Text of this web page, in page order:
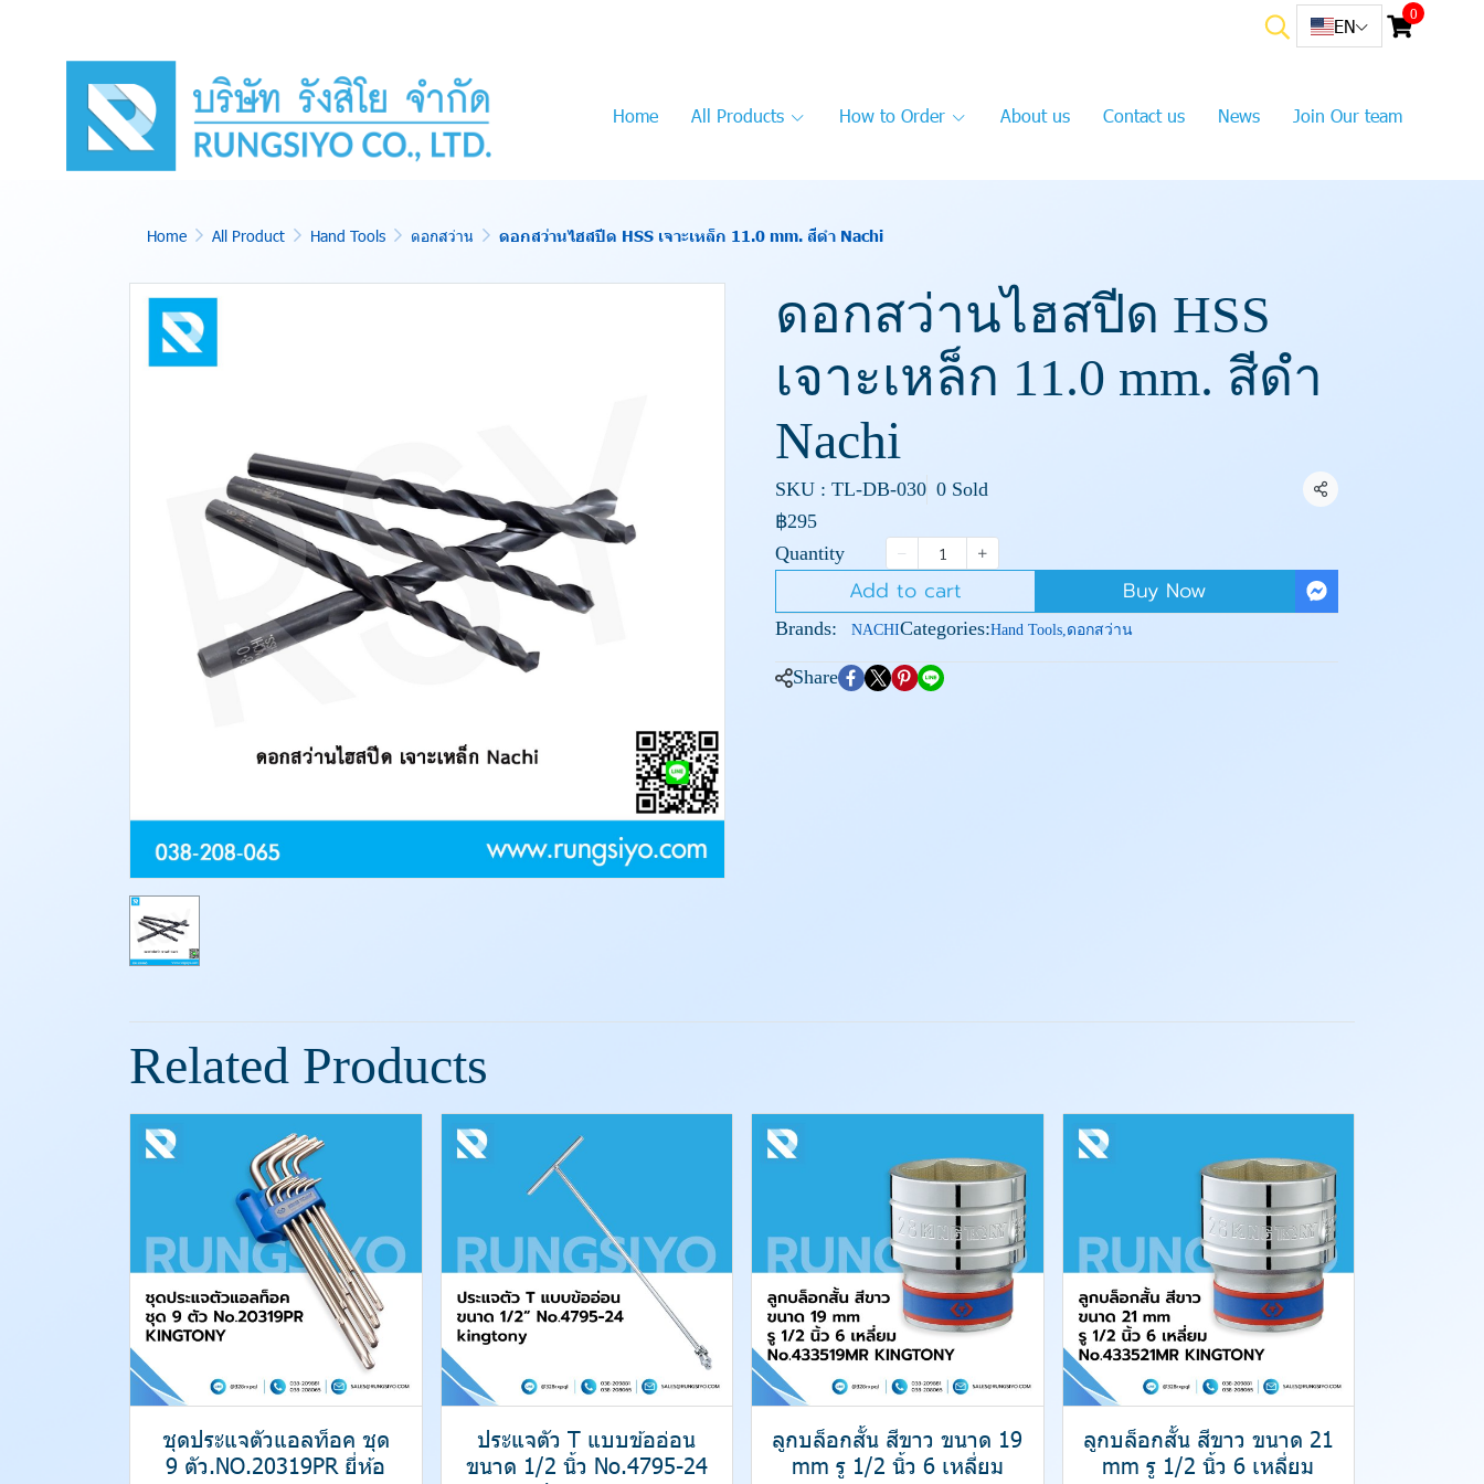
EN
0
Home All Products How to Order About us Contact us News Join Our team
Home All Product Hand Tools ดอกสว่าน ดอกสว่านไฮสปีด HSS เจาะเหล็ก 11.0 mm. สีดำ Nachi
ดอกสว่านไฮสปีด HSS
เจาะเหล็ก 11.0 mm. สีดำ
Nachi
SKU : TL-DB-030 0 Sold Share
฿295
Quantity
Add to cart Buy Now
Brands: NACHICategories:Hand Tools,ดอกสว่าน
Share
Related Products
ชุดประแจตัวแอลท็อค ชุด
9 ตัว.NO.20319PR ยี่ห้อ
ประแจตัว T แบบข้ออ่อน
ขนาด 1/2 นิ้ว No.4795-24
ลูกบล็อกสั้น สีขาว ขนาด 19
mm รู 1/2 นิ้ว 6 เหลี่ยม
ลูกบล็อกสั้น สีขาว ขนาด 21
mm รู 1/2 นิ้ว 6 เหลี่ยม